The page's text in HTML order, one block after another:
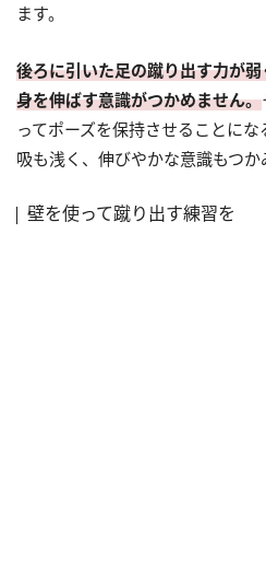
ます。
後ろに引いた足の蹴り出す力が
身を伸ばす意識がつかめません。
ってポーズを保持させることに
吸も浅く、伸びやかな意識もつか
壁を使って蹴り出す練習を